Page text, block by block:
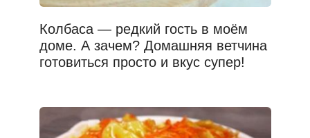
Колбаса — редкий гость в моём
доме. А зачем? Домашняя ветчина
готовиться просто и вкус супер!